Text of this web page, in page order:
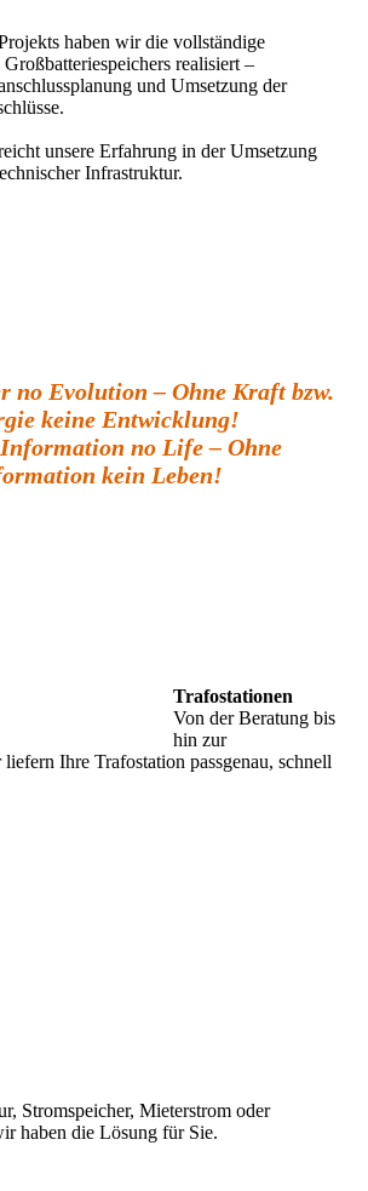
haben wir die vollständige
realisiert –
und Umsetzung der
unsere Erfahrung in der Umsetzung
Infrastruktur.
no Evolution – Ohne Kraft bzw.
keine Entwicklung!
no Life – Ohne
kein Leben!
Trafostationen
Von der Beratung bis
hin zur
Ihre Trafostation passgenau, schnell
Stromspeicher, Mieterstrom oder
haben die Lösung für Sie.